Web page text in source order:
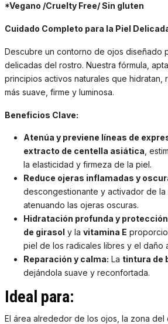
*Vegano /Cruelty Free/ Sin gluten
Cuidado Completo para la Piel
Descubre un contorno de ojos diseñado
delicadas del rostro. Nuestra fórmula,
principios activos naturales que
más suave, firme y luminosa.
Beneficios Clave:
Atenúa y previene líneas de
extracto de centella asiática ,
la elasticidad y firmeza de la piel.
Reduce ojeras inflamadas y
descongestionante y activador de
atenuando las ojeras oscuras.
Hidratación profunda y
de girasol y la vitamina E
piel de los radicales libres y el daño
Reparación y calma: La tintura de
dejándola suave y reconfortada.
Ideal para:
El área alrededor de los ojos, la zona